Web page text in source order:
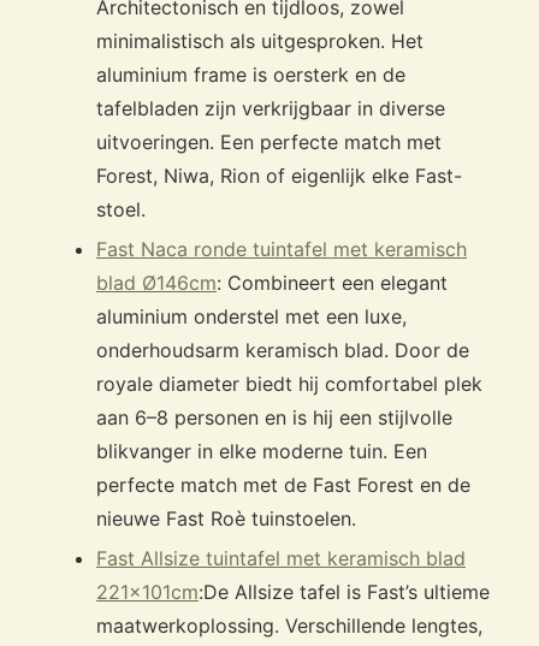
Architectonisch en tijdloos, zowel
minimalistisch als uitgesproken. Het
aluminium frame is oersterk en de
tafelbladen zijn verkrijgbaar in diverse
uitvoeringen. Een perfecte match met
Forest, Niwa, Rion of eigenlijk elke Fast-
stoel.
Fast Naca ronde tuintafel met keramisch
blad Ø146cm: Combineert een elegant
aluminium onderstel met een luxe,
onderhoudsarm keramisch blad. Door de
royale diameter biedt hij comfortabel plek
aan 6–8 personen en is hij een stijlvolle
blikvanger in elke moderne tuin. Een
perfecte match met de Fast Forest en de
nieuwe Fast Roè tuinstoelen.
Fast Allsize tuintafel met keramisch blad
221x101cm:De Allsize tafel is Fast’s ultieme
maatwerkoplossing. Verschillende lengtes,